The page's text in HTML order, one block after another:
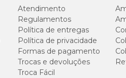
Atendimento
Regulamentos
Política de entregas
Política de privacidade
Formas de pagamento
Trocas e devoluções
Troca Fácil